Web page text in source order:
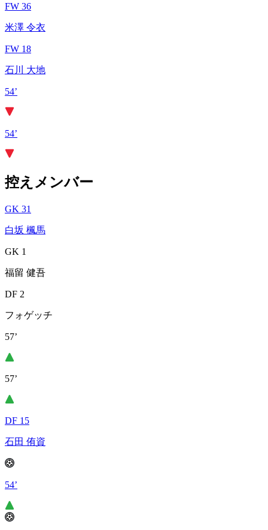
FW 36
米澤 令衣
FW 18
石川 大地
54’
54’
控えメンバー
GK 31
白坂 楓馬
GK 1
福留 健吾
DF 2
フォゲッチ
57’
57’
DF 15
石田 侑資
54’